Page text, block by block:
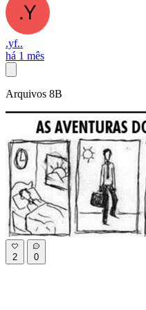
.yf..
há 1 mês
Arquivos 8B
2 0